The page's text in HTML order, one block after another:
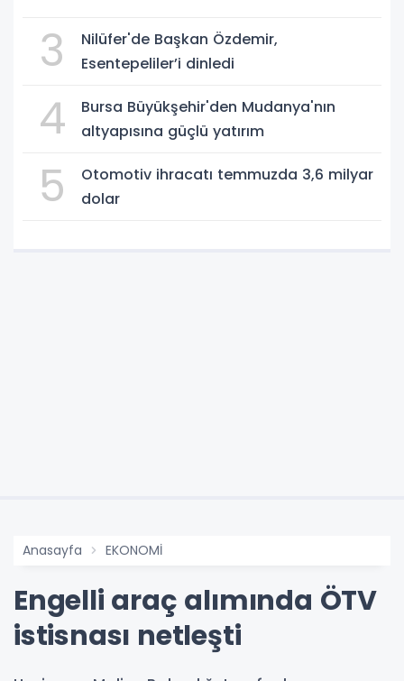
3
Nilüfer'de Başkan Özdemir,
Esentepeliler’i dinledi
4
Bursa Büyükşehir'den Mudanya'nın
altyapısına güçlü yatırım
5
Otomotiv ihracatı temmuzda 3,6 milyar
dolar
Anasayfa EKONOMİ
Engelli araç alımında ÖTV
istisnası netleşti